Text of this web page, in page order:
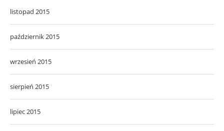
listopad 2015
październik 2015
wrzesień 2015
sierpień 2015
lipiec 2015